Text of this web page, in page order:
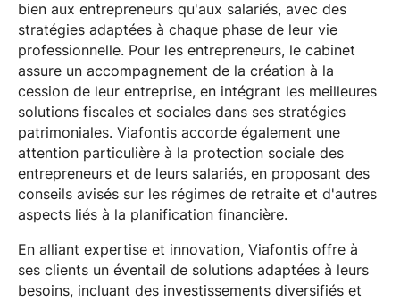
bien aux entrepreneurs qu'aux salariés, avec des
stratégies adaptées à chaque phase de leur vie
professionnelle. Pour les entrepreneurs, le cabinet
assure un accompagnement de la création à la
cession de leur entreprise, en intégrant les meilleures
solutions fiscales et sociales dans ses stratégies
patrimoniales. Viafontis accorde également une
attention particulière à la protection sociale des
entrepreneurs et de leurs salariés, en proposant des
conseils avisés sur les régimes de retraite et d'autres
aspects liés à la planification financière.
En alliant expertise et innovation, Viafontis offre à
ses clients un éventail de solutions adaptées à leurs
besoins, incluant des investissements diversifiés et